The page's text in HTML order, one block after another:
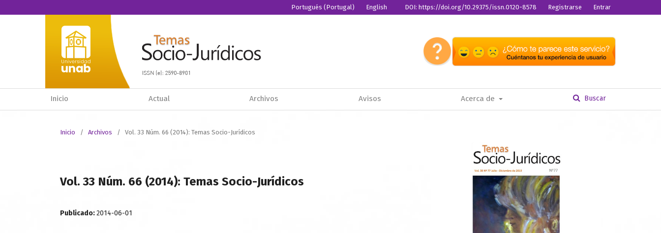
Inicio Actual Archivos Avisos Acerca de Buscar
Portugués (Portugal)
English
DOI: https://doi.org/10.29375/issn.0120-8578 Registrarse Entrar
Inicio / Archivos / Vol. 33 Núm. 66 (2014): Temas Socio-Jurídicos
Vol. 33 Núm. 66 (2014): Temas Socio-Jurídicos
Publicado:2014-06-01